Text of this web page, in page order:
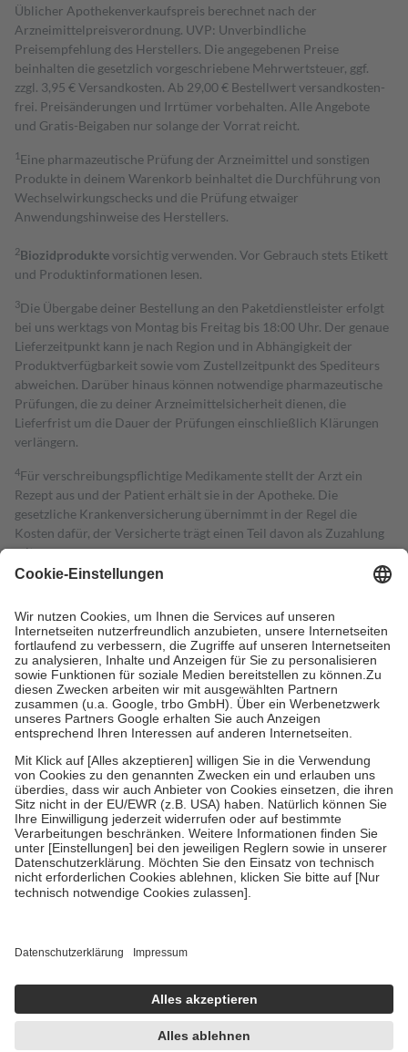
Üblicher Apothekenverkaufspreis berechnet nach der
Arzneimittelpreisverordnung. UVP: Unverbindliche
Preisempfehlung des Herstellers. Die angegebenen Preise
beinhalten die gesetzlich vorgeschriebene Mehrwertsteuer, ggf.
zzgl. 3,95 € Versandkosten. Ab 29,00 € Bestell­wert versand­kosten­
frei. Preisänderungen und Irrtümer vorbehalten. Alle Angebote
und Gratis-Beigaben nur solange der Vorrat reicht.
1 Eine pharmazeutische Prüfung der Arzneimittel und sonstigen
Produkte in deinem Warenkorb beinhaltet die Durchführung von
Wechselwirkungschecks und die Prüfung etwaiger
Anwendungshinweise des Herstellers.
2Biozidproduktevorsichtig verwenden. Vor Gebrauch stets Etikett
und Produktinformationen lesen.
3Die Übergabe deiner Bestellung an den Paketdienstleister erfolgt
bei uns werktags von Montag bis Freitag bis 18:00 Uhr. Der genaue
Lieferzeitpunkt kann je nach Region und in Abhängigkeit der
Produktverfügbarkeit sowie vom Zustellzeitpunkt des Spediteurs
abweichen. Darüber hinaus können notwendige pharmazeutische
Prüfungen, die zu deiner Arzneimittelsicherheit dienen, die
Lieferfrist um die Dauer der Prüfungen einschließlich Klärungen
verlängern.
4Für verschreibungspflichtige Medikamente stellt der Arzt ein
Rezept aus und der Patient erhält sie in der Apotheke. Die
gesetzliche Krankenversicherung übernimmt in der Regel die
Kosten dafür, der Versicherte trägt einen Teil davon als Zuzahlung
mit.
Grundsätzlich leisten Mitglieder Zuzahlungen in Höhe von zehn
höchstens zehn Euro.
Es sind jedoch nie mehr als die tatsächlichen
Kosten der Leistung zu entrichten.
Diese Regeln gelten grundsätzlich auch für Online-Apotheken.
Bei Heilmitteln und häuslicher Krankenpflege beträgt die
Zuzahlung zehn Prozent der Kosten sowie zehn Euro je
Verordnung.
Um das Engagement der Versicherten für ihre eigene Gesundheit zu
stärken und die besondere Stellung der Familie zu unterstützen,
fallenkeine Zuzahlungenan bei:
• Kindern und Jugendlichen bis zum vollendeten 18. Lebensjahr
mit Ausnahme der Fahrkosten
• Untersuchungen zur Vorsorge und Früherkennung, die von der
GKV getragen werden
• empfohlenen Schutzimpfungen
• Harn- und Blutteststreifen
getroffen, um sicherzustellen, dass es sich um echte Bewertungen
https://help.etrusted.com/hc/de/articles/4419944605341
Einige Bilder und Inhalte wurden unter Zuhilfenahme künstlicher